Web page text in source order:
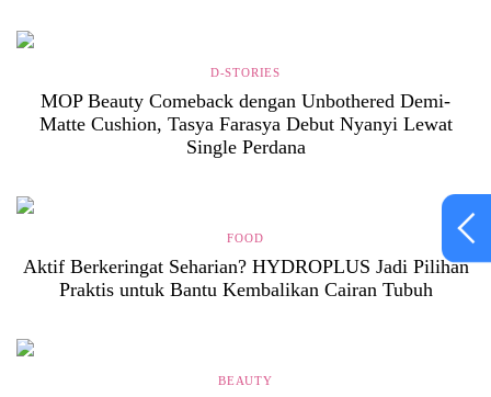
D-STORIES
MOP Beauty Comeback dengan Unbothered Demi-
Matte Cushion, Tasya Farasya Debut Nyanyi Lewat
Single Perdana
FOOD
Aktif Berkeringat Seharian? HYDROPLUS Jadi Pilihan
Praktis untuk Bantu Kembalikan Cairan Tubuh
BEAUTY